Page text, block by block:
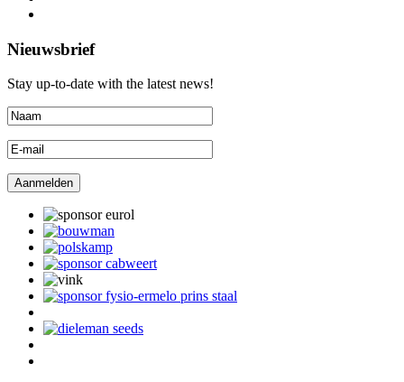
Nieuwsbrief
Stay up-to-date with the latest news!